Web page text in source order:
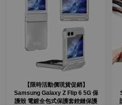
【限時活動價現貨促銷】
Samsung Galaxy Z Flip 6 5G 保
護殼 電鍍全包式保護套鉸鏈保護